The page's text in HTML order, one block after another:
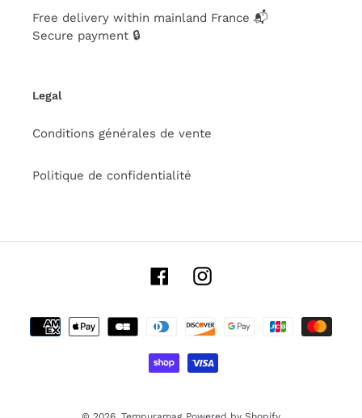
Free delivery within mainland France 📬
Secure payment 🔒
Legal
Conditions générales de vente
Politique de confidentialité
FacebookInstagram
methods